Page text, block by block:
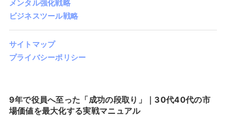
メンタル強化戦略
ビジネスツール戦略
サイトマップ
プライバシーポリシー
9年で役員へ至った「成功の段取り」｜30代40代の市
場価値を最大化する実戦マニュアル